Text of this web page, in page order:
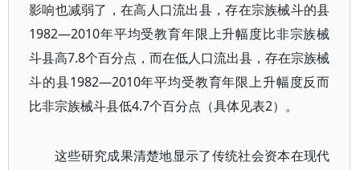
影响也减弱了，在高人口流出县，存在宗族械斗的县
1982—2010年平均受教育年限上升幅度比非宗族械
斗县高7.8个百分点，而在低人口流出县，存在宗族械
斗的县1982—2010年平均受教育年限上升幅度反而
比非宗族械斗县低4.7个百分点（具体见表2）。
这些研究成果清楚地显示了传统社会资本在现代